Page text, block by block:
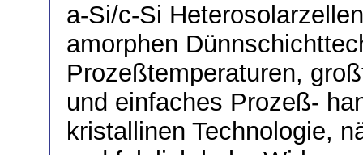
a-Si/c-Si
amorphen
Prozeßtemperaturen,
und einfaches Prozeß-
kristallinen Technologie,